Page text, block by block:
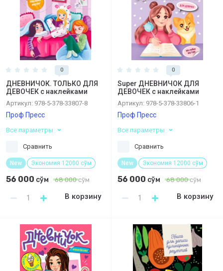
0
ДНЕВНИЧОК. ТОЛЬКО ДЛЯ
ДЕВОЧЕК с наклейками
Артикул: 978-5-378-33807-8
Проф Пресс
Все параметры
Сравнить
New Экономия 12000 сўм
56 000 сўм 68 000сўм
В корзину
0
Super ДНЕВНИЧОК ДЛЯ
ДЕВОЧЕК с наклейками
Артикул: 978-5-378-33806-1
Проф Пресс
Все параметры
Сравнить
New Экономия 12000 сўм
56 000 сўм 68 000сўм
В корзину